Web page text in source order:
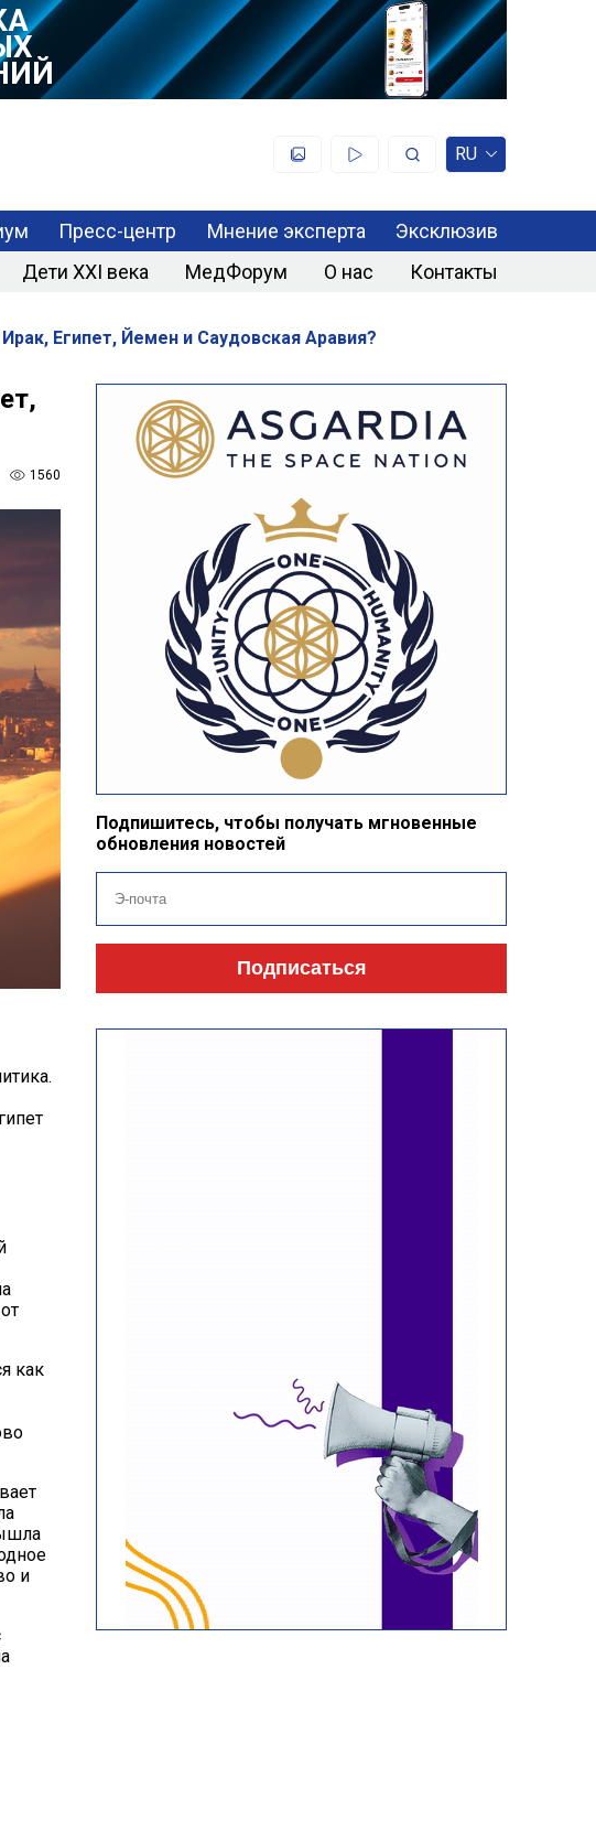
RU
Пресс-центр Мнение эксперта
Эксклюзив
Дети XXI века МедФорум О нас Контакты
Египет, Йемен и Саудовская Аравия?
1560
как
и
Подпишитесь, чтобы получать мгновенные
обновления новостей
Подписаться